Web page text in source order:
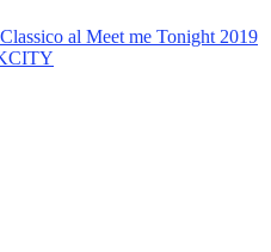
al Meet me Tonight 2019